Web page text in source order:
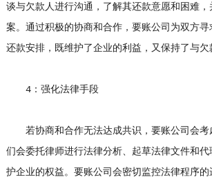
谈与欠款人进行沟通，了解其还款意愿和困难
案。通过积极的协商和合作，要账公司为双方
还款安排，既维护了企业的利益，又保持了与欠
4：强化法律手段
若协商和合作无法达成共识，要账公司会考
们会委托律师进行法律分析、起草法律文件和
护企业的权益。要账公司会密切监控法律程序